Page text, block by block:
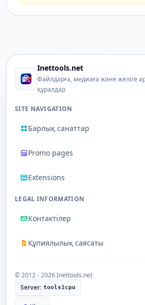
Inettools.net
Файлдарға, медиаға және желіге
құралдар
SITE NAVIGATION
Барлық санаттар
Promo pages
Extensions
LEGAL INFORMATION
Контактілер
Құпиялылық саясаты
© 2012 - 2026 Inettools.net
Server: tools1cpu